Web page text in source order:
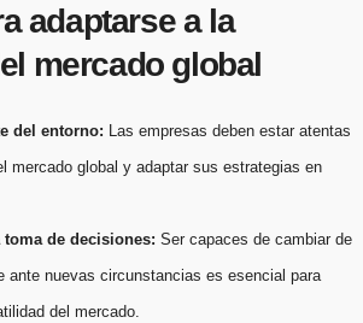
adaptarse a la
mercado global
del entorno: Las empresas deben estar atentas
mercado global y adaptar sus estrategias en
de decisiones: Ser capaces de cambiar de
ante nuevas circunstancias es esencial para
del mercado.